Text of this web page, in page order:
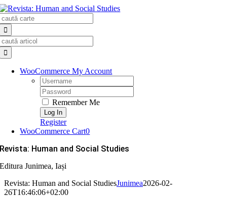
Skip
to
content
WooCommerce My Account
Username:
Password:
Remember Me
Register
WooCommerce Cart0
Revista: Human and Social Studies
Editura Junimea, Iași
Revista: Human and Social StudiesJunimea2026-02-
26T16:46:06+02:00